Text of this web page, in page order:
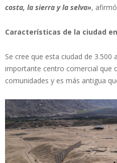
costa, la sierra y la selva»,
Características de la ciudad
Se cree que esta ciudad de 3.500
importante centro comercial que
comunidades y es más antigua